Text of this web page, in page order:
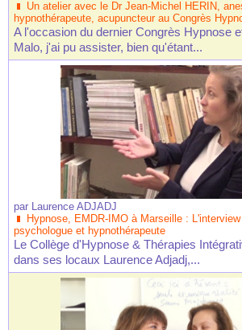
Un atelier avec le Dr Jean-Michel HERIN,
hypnothérapeute, acupuncteur au Congrès
A l'occasion du dernier Congrès Hypnose
Malo, j'ai pu assister, bien qu'étant...
par Laurence ADJADJ
Hypnose, EMDR-IMO à Marseille :
psychologue et hypnothérapeute
Le Collège d'Hypnose & Thérapies
dans ses locaux Laurence Adjadj,...